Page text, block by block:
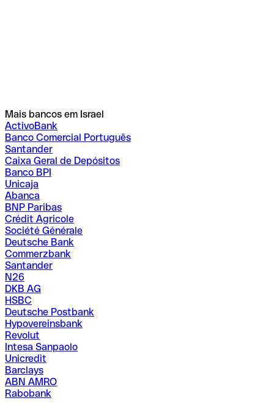
Mais bancos em Israel
ActivoBank
Banco Comercial Português
Santander
Caixa Geral de Depósitos
Banco BPI
Unicaja
Abanca
BNP Paribas
Crédit Agricole
Société Générale
Deutsche Bank
Commerzbank
Santander
N26
DKB AG
HSBC
Deutsche Postbank
Hypovereinsbank
Revolut
Intesa Sanpaolo
Unicredit
Barclays
ABN AMRO
Rabobank